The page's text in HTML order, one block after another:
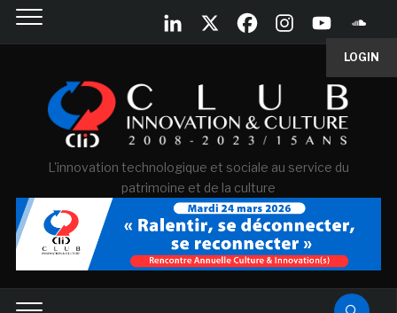
LOGIN
L'innovation technologique et sociale au service du
patrimoine et de la culture